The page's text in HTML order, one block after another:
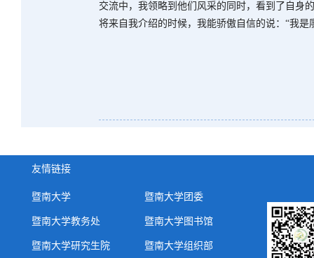
交流中，我领略到他们风采的同时，看到了自身
将来自我介绍的时候，我能骄傲自信的说：“我是
友情链接
暨南大学
暨南大学教务处
暨南大学研究生院
暨南大学团委
暨南大学图书馆
暨南大学组织部